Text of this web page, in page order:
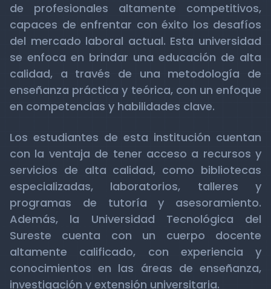
de profesionales altamente competitivos,
capaces de enfrentar con éxito los desafíos
del mercado laboral actual. Esta universidad
se enfoca en brindar una educación de alta
calidad, a través de una metodología de
enseñanza práctica y teórica, con un enfoque
en competencias y habilidades clave.
Los estudiantes de esta institución cuentan
con la ventaja de tener acceso a recursos y
servicios de alta calidad, como bibliotecas
especializadas, laboratorios, talleres y
programas de tutoría y asesoramiento.
Además, la Universidad Tecnológica del
Sureste cuenta con un cuerpo docente
altamente calificado, con experiencia y
conocimientos en las áreas de enseñanza,
investigación y extensión universitaria.